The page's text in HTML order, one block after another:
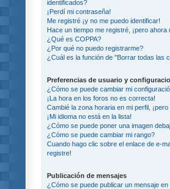
identificados?
¡Perdí mi contraseña!
Me registré ¡y no me puedo identificar!
Hace un tiempo me registré, ¡pero ahora
¿Qué es COPPA?
¿Por qué no puedo registrarme?
¿Cuál es la función de "Borrar todas las
Preferencias de usuario y
¿Cómo se puede cambiar mi
¡La hora en los foros no es correcta!
Cambié la zona horaria en mi perfil,
¡Mi idioma no está en la lista!
¿Cómo se puede poner una imagen
¿Cómo se puede cambiar mi rango?
Cuando hago clic sobre el enlace de e-
registre!
Publicación de mensajes
¿Cómo se puede publicar un mensaje en